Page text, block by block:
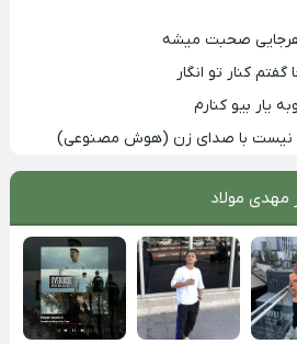
هرجایی صحبت میشه
کنار تو انگار
یار بیو کنارم
نیست با صدای زن (هوش مصنوعی)
مهدی مولاد